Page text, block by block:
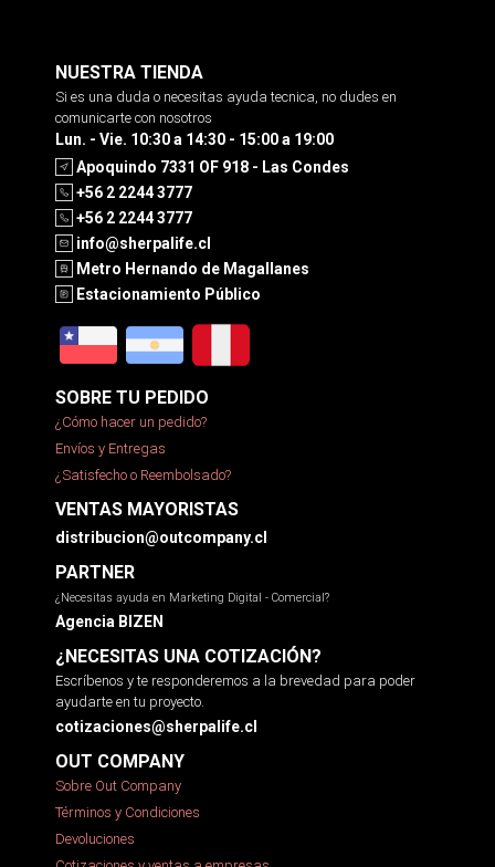
NUESTRA TIENDA
Si es una duda o necesitas ayuda tecnica, no dudes en
comunicarte con nosotros
Lun. - Vie. 10:30 a 14:30 - 15:00 a 19:00
Apoquindo 7331 OF 918 - Las Condes
+56 2 2244 3777
+56 2 2244 3777
info@sherpalife.cl
Metro Hernando de Magallanes
Estacionamiento Público
SOBRE TU PEDIDO
¿Cómo hacer un pedido?
Envíos y Entregas
¿Satisfecho o Reembolsado?
VENTAS MAYORISTAS
distribucion@outcompany.cl
PARTNER
¿Necesitas ayuda en Marketing Digital - Comercial?
Agencia BIZEN
¿NECESITAS UNA COTIZACIÓN?
Escríbenos y te responderemos a la brevedad para poder
ayudarte en tu proyecto.
cotizaciones@sherpalife.cl
OUT COMPANY
Sobre Out Company
Términos y Condiciones
Devoluciones